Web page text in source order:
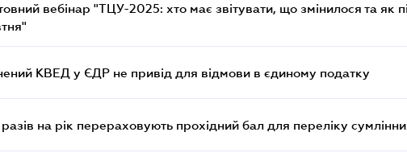
вебінар "ТЦУ-2025: хто має звітувати, що змінилося та як
КВЕД у ЄДР не привід для відмови в єдиному податку
разів на рік перераховують прохідний бал для переліку